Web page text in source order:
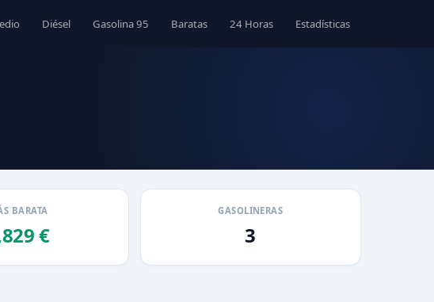
Diésel Gasolina 95 Baratas 24 Horas Estadísticas
BARATA
€
GASOLINERAS
3